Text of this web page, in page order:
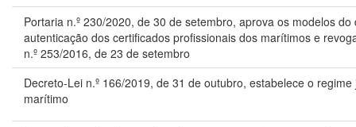
Portaria n.º 230/2020, de 30 de setembro, aprova os modelos
autenticação dos certificados profissionais dos marítimos e
n.º 253/2016, de 23 de setembro
Decreto-Lei n.º 166/2019, de 31 de outubro, estabelece o
marítimo